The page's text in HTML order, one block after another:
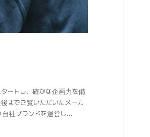
ートし、確かな企画力を備
までご覧いただいたメーカ
自社ブランドを運営し...